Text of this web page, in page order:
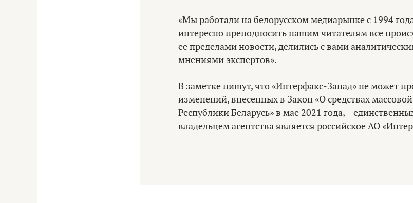
«Мы работали на белорусском медиарынке с 1994
интересно преподносить нашим читателям все
ее пределами новости, делились с вами
мнениями экспертов».
В заметке пишут, что «Интерфакс-Запад» не может
изменений, внесенных в Закон «О средствах
Республики Беларусь» в мае 2021 года, –
владельцем агентства является российское АО